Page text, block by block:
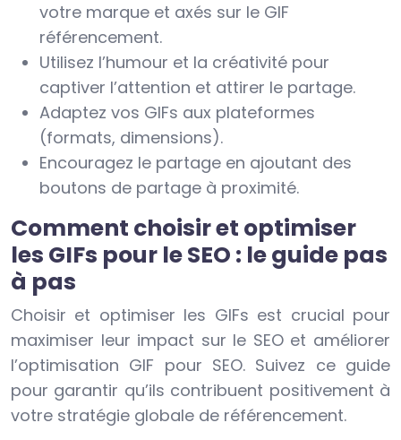
votre marque et axés sur le GIF
référencement.
Utilisez l’humour et la créativité pour
captiver l’attention et attirer le partage.
Adaptez vos GIFs aux plateformes
(formats, dimensions).
Encouragez le partage en ajoutant des
boutons de partage à proximité.
Comment choisir et optimiser
les GIFs pour le SEO : le guide pas
à pas
Choisir et optimiser les GIFs est crucial pour
maximiser leur impact sur le SEO et améliorer
l’optimisation GIF pour SEO. Suivez ce guide
pour garantir qu’ils contribuent positivement à
votre stratégie globale de référencement.